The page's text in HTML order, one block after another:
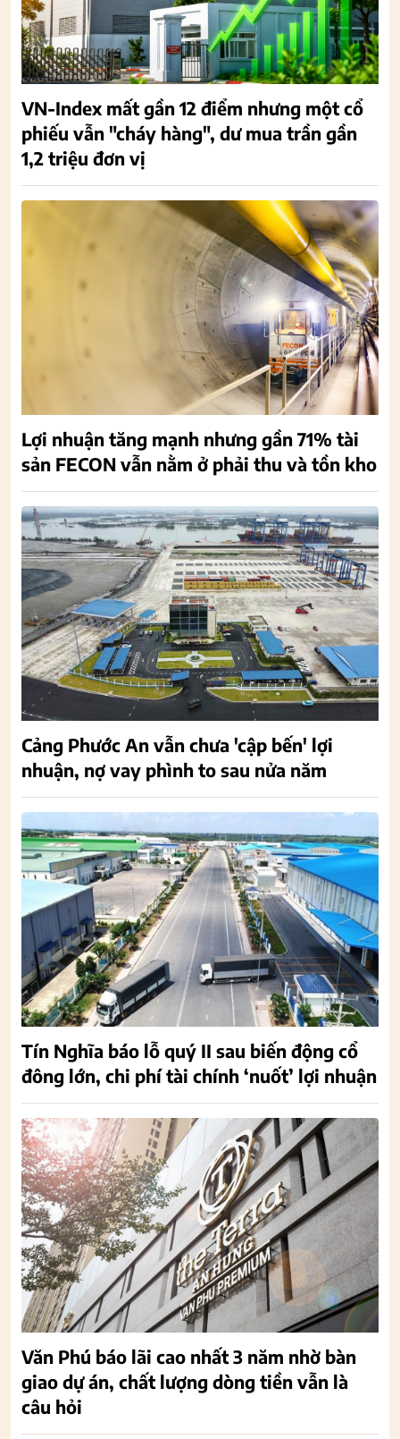
VN-Index mất gần 12 điểm nhưng một cổ
phiếu vẫn "cháy hàng", dư mua trần gần
1,2 triệu đơn vị
Lợi nhuận tăng mạnh nhưng gần 71% tài
sản FECON vẫn nằm ở phải thu và tồn kho
Cảng Phước An vẫn chưa 'cập bến' lợi
nhuận, nợ vay phình to sau nửa năm
Tín Nghĩa báo lỗ quý II sau biến động cổ
đông lớn, chi phí tài chính ‘nuốt’ lợi nhuận
Văn Phú báo lãi cao nhất 3 năm nhờ bàn
giao dự án, chất lượng dòng tiền vẫn là
câu hỏi